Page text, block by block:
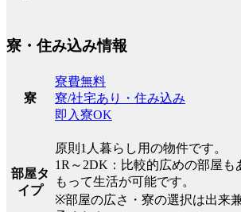
寮・住み込み情報
寮
寮費無料
寮/社宅あり・住み込み
即入寮OK
部屋タ
イプ
原則1人暮らし用の物件です。
1R～2DK：比較的広めの部屋も
もって生活が可能です。
※部屋の広さ・寮の選択は出来